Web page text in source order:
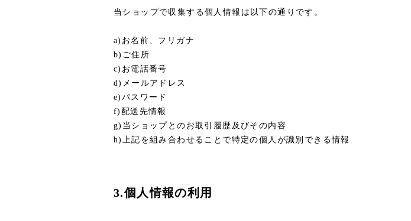
当ショップで収集する個人情報は以下の通りです。
a)お名前、フリガナ
b)ご住所
c)お電話番号
d)メールアドレス
e)パスワード
f)配送先情報
g)当ショップとのお取引履歴及びその内容
h)上記を組み合わせることで特定の個人が識別できる情報
3.個人情報の利用